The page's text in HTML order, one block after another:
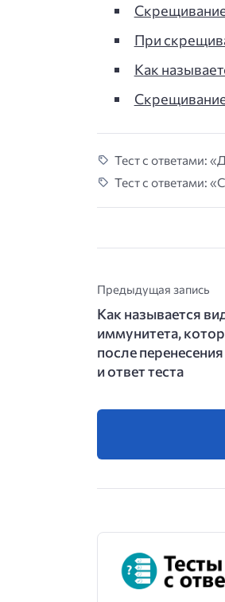
При
Как
Тест с ответами:
Тест с ответами:
Предыдущая запись
Как называется
иммунитета,
после
и ответ теста